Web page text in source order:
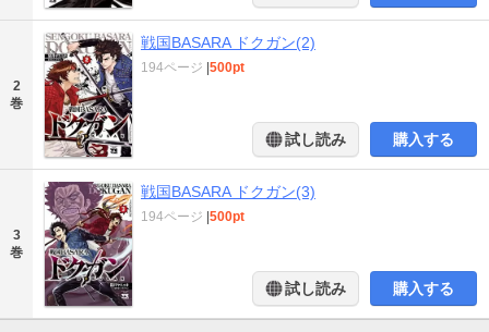
2
巻
戦国BASARA ドクガン(2)
194ページ 500pt
試し読み 購入する
3
巻
戦国BASARA ドクガン(3)
194ページ 500pt
試し読み 購入する